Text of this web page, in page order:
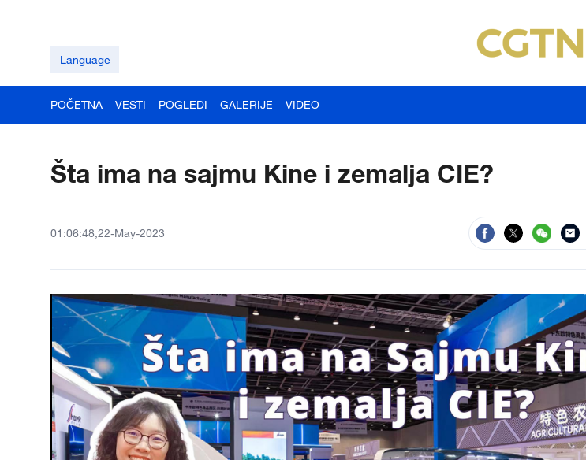
Language
POČETNA VESTI POGLEDI GALERIJE VIDEO
Šta ima na sajmu Kine i zemalja CIE?
01:06:48,22-May-2023